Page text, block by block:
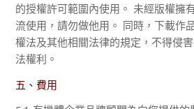
的授權許可範圍內使用。 未經版權擁
流使用，請勿做他用。 同時，下載作
權法及其他相關法律的規定，不得侵
法權利。
五、費用